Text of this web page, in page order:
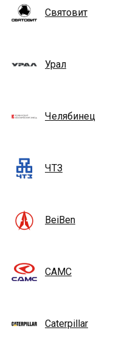
Святовит
Урал
Челябинец
ЧТЗ
BeiBen
CAMC
Caterpillar